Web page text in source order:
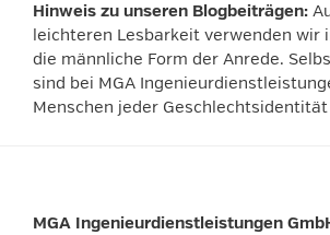
Hinweis zu unseren Blogbeiträgen:
leichteren Lesbarkeit verwenden wir
die männliche Form der Anrede.
sind bei MGA
Menschen jeder
MGA Ingenieurdienstleistungen